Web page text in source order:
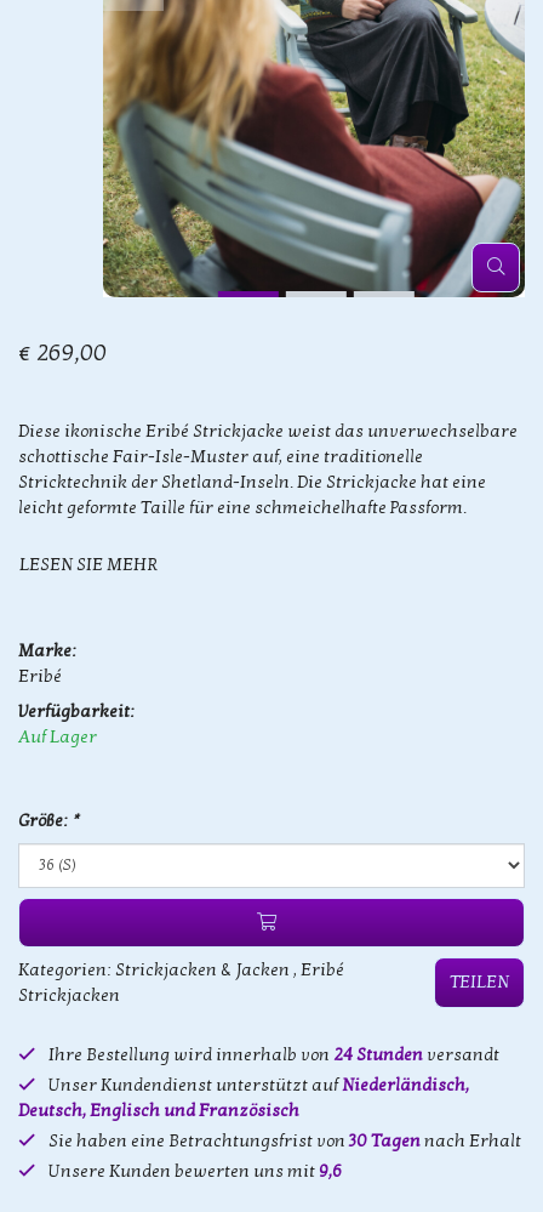
€ 269,00
Diese ikonische Eribé Strickjacke weist das unverwechselbare
schottische Fair-Isle-Muster auf, eine traditionelle
Stricktechnik der Shetland-Inseln. Die Strickjacke hat eine
leicht geformte Taille für eine schmeichelhafte Passform.
LESEN SIE MEHR
Marke:
Eribé
Verfügbarkeit:
Auf Lager
Größe: *
Kategorien: Strickjacken & Jacken , Eribé
Strickjacken
TEILEN
Ihre Bestellung wird innerhalb von 24 Stunden versandt
Unser Kundendienst unterstützt aufNiederländisch,
Deutsch, Englisch und Französisch
Sie haben eine Betrachtungsfrist von30 Tagennach Erhalt
Unsere Kunden bewerten uns mit 9,6